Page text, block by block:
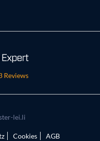
Reviews
lei.li
Cookies AGB